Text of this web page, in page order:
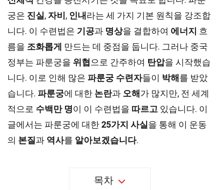
궁은 진실 , 자비 , 인내 라는 세 가지 기본 원칙을 강조합
니다. 이 수련법은 기공과 명상을 결합하여 에너지 흐
름을 조화롭게 만드는 데 중점을 둡니다. 그러나 중국
정부는 파룬궁을 위협 으로 간주하여 탄압을 시작했습
니다. 이로 인해 많은 파룬궁 수련자들이 박해 를 받았
습니다. 파룬궁에 대한 논란과 오해 가 많지만, 전 세계
적으로 수백만 명이 이 수련법을 따르고 있습니다. 이
글에서는 파룬궁에 대한 25가지 사실 을 통해 이 운동
의 본질 과 역사를 알아보겠습니다.
목차